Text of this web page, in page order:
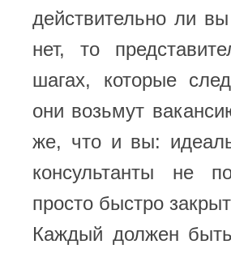
действительно ли
нет, то
шагах, которые
они возьмут
же, что и вы:
консультанты не
просто быстро
Каждый должен